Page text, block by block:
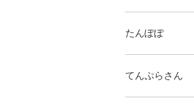
たんぽぽ
てんぷらさん